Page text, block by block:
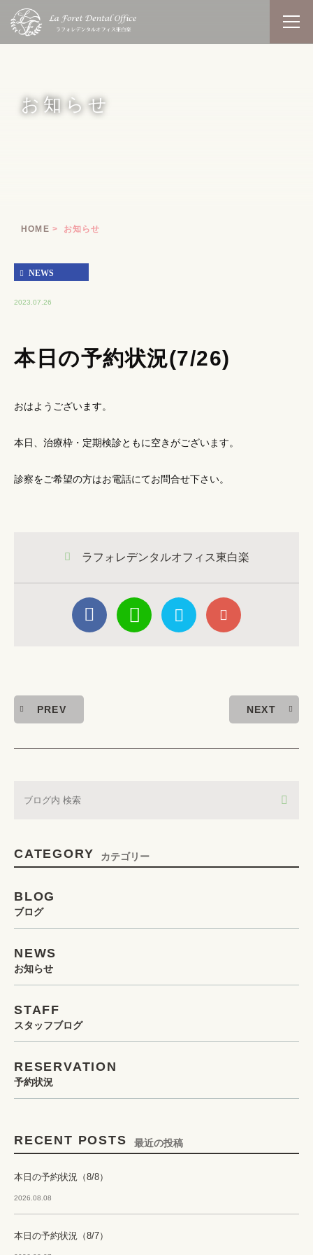
お知らせ
HOME お知らせ
NEWS
2023.07.26
本日の予約状況(7/26)
おはようございます。
本日、治療枠・定期検診ともに空きがございます。
診察をご希望の方はお電話にてお問合せ下さい。
ラフォレデンタルオフィス東白楽
PREV NEXT
CATEGORY カテゴリー
BLOG
ブログ
NEWS
お知らせ
STAFF
スタッフブログ
RESERVATION
予約状況
RECENT POSTS 最近の投稿
本日の予約状況（8/8）
2026.08.08
本日の予約状況（8/7）